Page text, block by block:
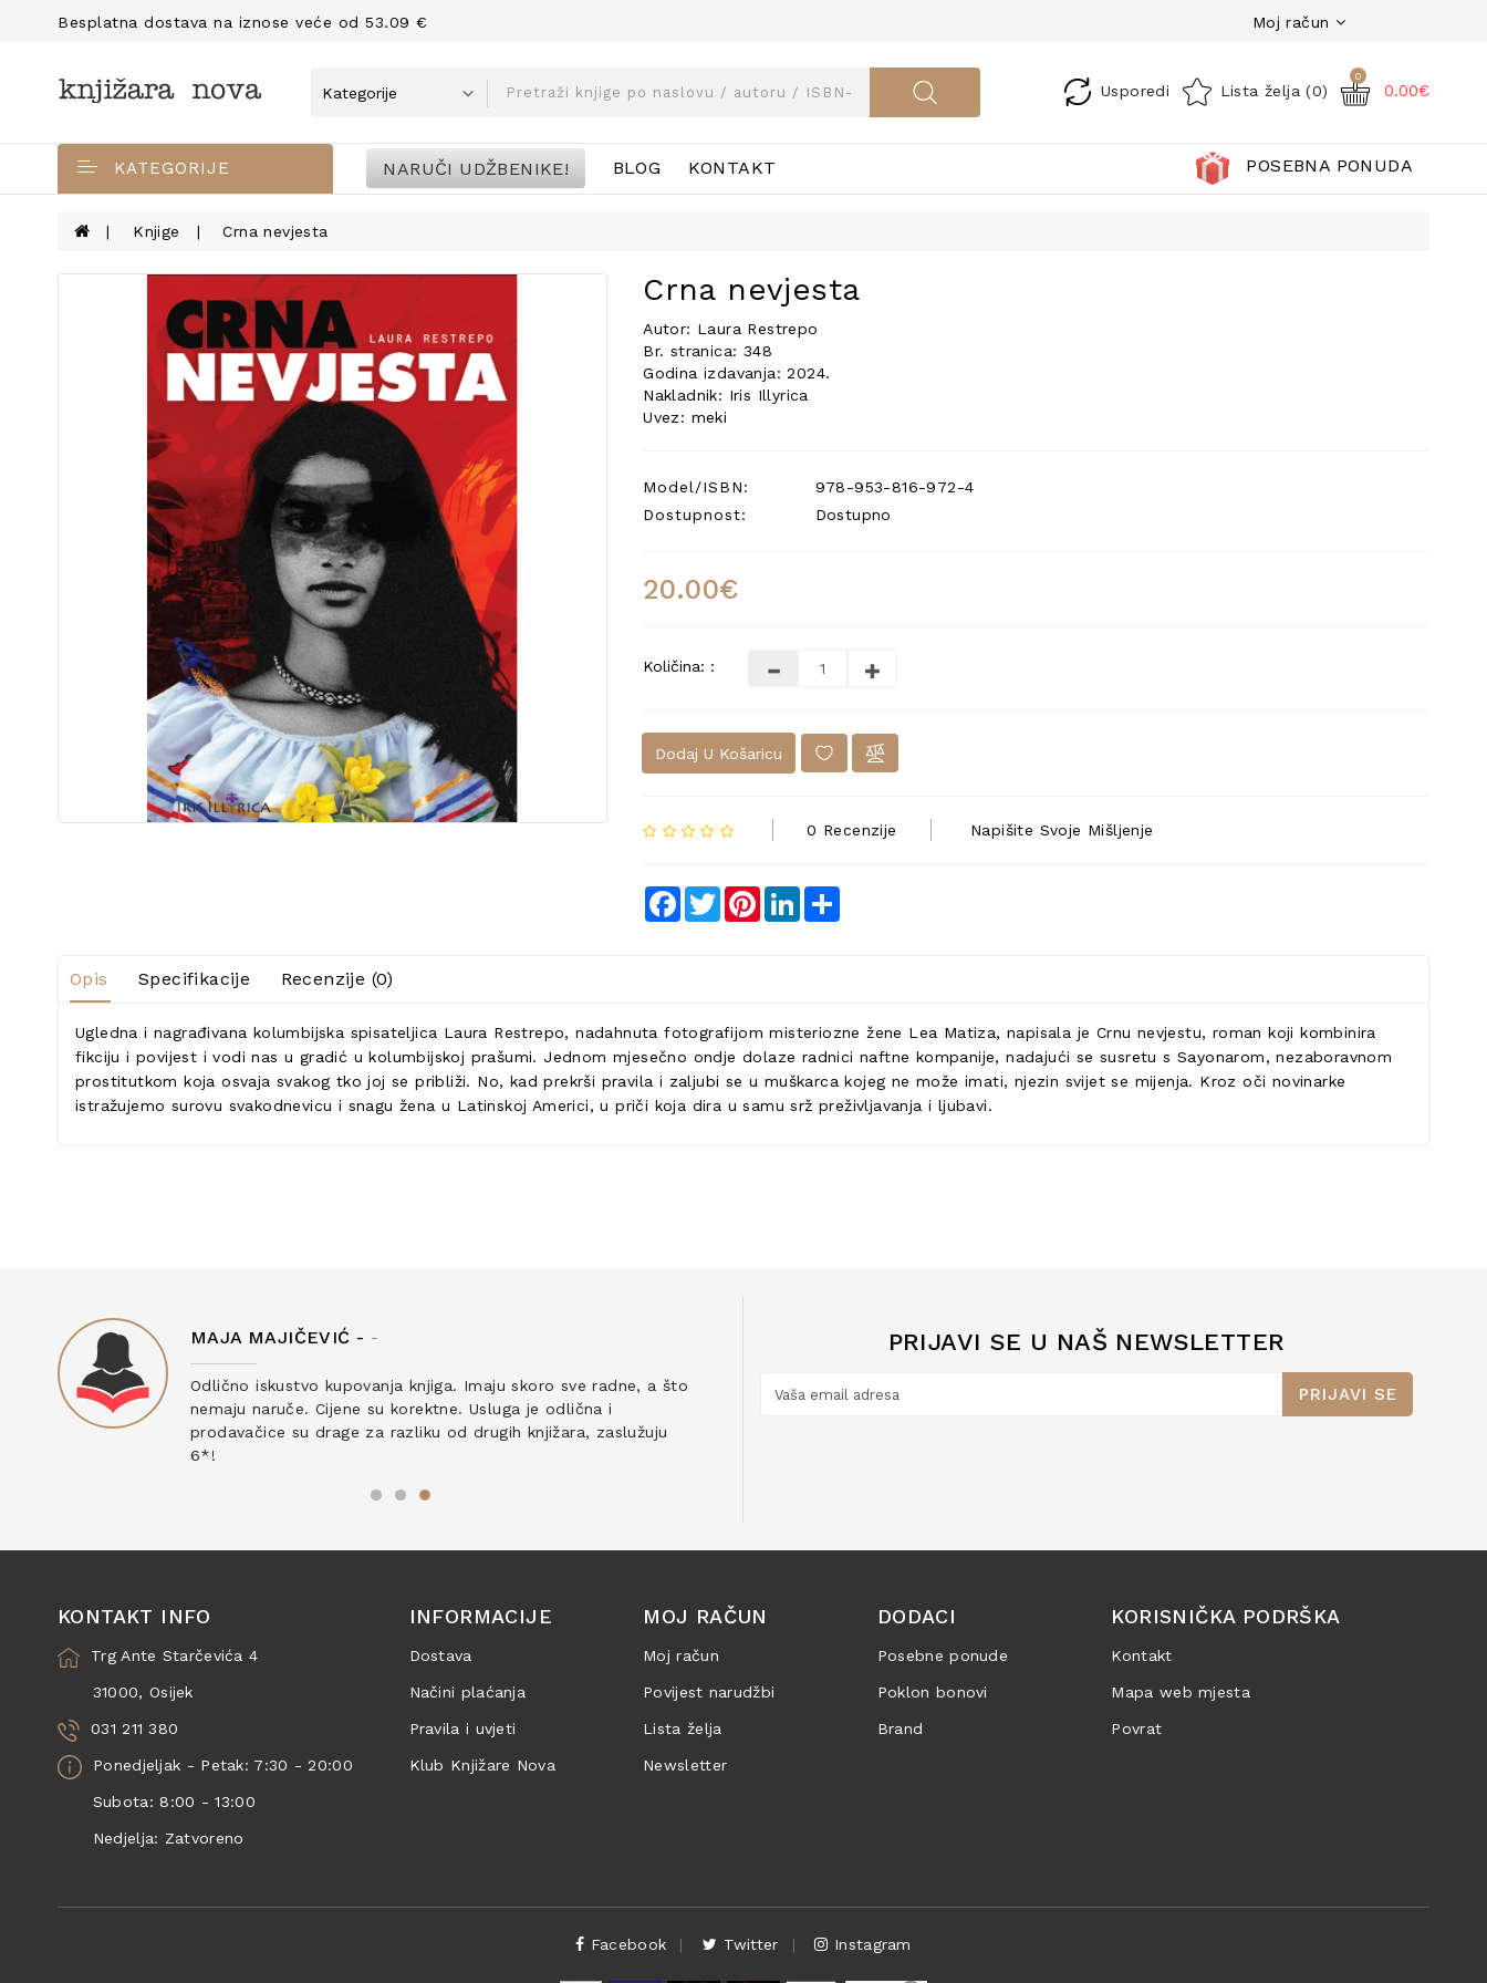
Besplatna dostava na iznose veće od 53.09 € Moj račun
Usporedi Lista želja (0)
0
0.00€
KATEGORIJE NARUČI UDŽBENIKE! BLOG KONTAKT POSEBNA PONUDA
Knjige Crna nevjesta
Crna nevjesta
Autor: Laura Restrepo
Br. stranica: 348
Godina izdavanja: 2024.
Nakladnik: Iris Illyrica
Uvez: meki
Model/ISBN:
978-953-816-972-4
Dostupnost:
Dostupno
20.00€
Količina: :
Dodaj U Košaricu
0 Recenzije Napišite Svoje Mišljenje
Facebook
TwitterPinterestLinkedIn
Opis Specifikacije Recenzije (0)
Ugledna i nagrađivana kolumbijska spisateljica Laura Restrepo, nadahnuta fotografijom misteriozne žene Lea Matiza, napisala je Crnu nevjestu, roman koji kombinira
fikciju i povijest i vodi nas u gradić u kolumbijskoj prašumi. Jednom mjesečno ondje dolaze radnici naftne kompanije, nadajući se susretu s Sayonarom, nezaboravnom
prostitutkom koja osvaja svakog tko joj se približi. No, kad prekrši pravila i zaljubi se u muškarca kojeg ne može imati, njezin svijet se mijenja. Kroz oči novinarke
istražujemo surovu svakodnevicu i snagu žena u Latinskoj Americi, u priči koja dira u samu srž preživljavanja i ljubavi.
MAJA MAJIČEVIĆ - -
Odlično iskustvo kupovanja knjiga. Imaju skoro sve radne, a što
nemaju naruče. Cijene su korektne. Usluga je odlična i
prodavačice su drage za razliku od drugih knjižara, zaslužuju
6*!
PRIJAVI SE U NAŠ NEWSLETTER
PRIJAVI SE
KONTAKT INFO
Trg Ante Starčevića 4
31000, Osijek
031 211 380
Ponedjeljak - Petak: 7:30 - 20:00
Subota: 8:00 - 13:00
Nedjelja: Zatvoreno
INFORMACIJE
Dostava
Načini plaćanja
Pravila i uvjeti
Klub Knjižare Nova
MOJ RAČUN
Moj račun
Povijest narudžbi
Lista želja
Newsletter
DODACI
Posebne ponude
Poklon bonovi
Brand
KORISNIČKA PODRŠKA
Kontakt
Mapa web mjesta
Povrat
Facebook Twitter Instagram